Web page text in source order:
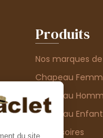
Produits
Nos marques
Chapeau
Chapeau
Chapeau Enfant
Accessoires